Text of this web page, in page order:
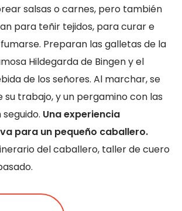
salsas o carnes, pero también
para teñir tejidos, para curar e
Preparan las galletas de la
Hildegarda de Bingen y el
de los señores. Al marchar, se
su trabajo, y un pergamino con las
Una experiencia
para un pequeño caballero.
del caballero, taller de cuero